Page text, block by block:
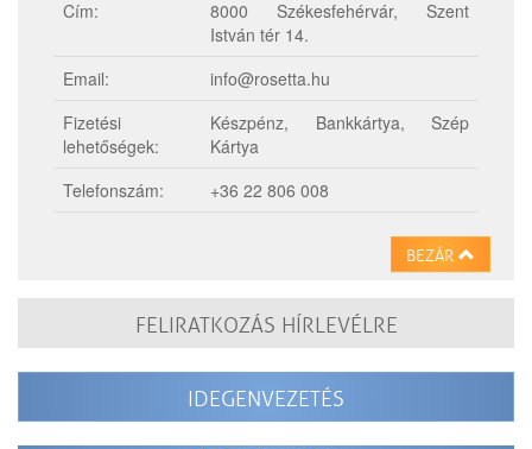
Cím:
8000 Székesfehérvár, Szent
István tér 14.
Email:
info@rosetta.hu
Fizetési
lehetőségek:
Készpénz, Bankkártya, Szép
Kártya
Telefonszám:
+36 22 806 008
BEZÁR
FELIRATKOZÁS HÍRLEVÉLRE
IDEGENVEZETÉS